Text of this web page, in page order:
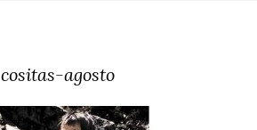
cositas-agosto